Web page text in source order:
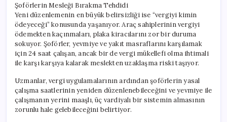
Şoförlerin Mesleği Bırakma Tehdidi
Yeni düzenlemenin en büyük belirsizliği ise “vergiyi kimin
ödeyeceği” konusunda yaşanıyor. Araç sahiplerinin vergiyi
ödemekten kaçınmaları, plaka kiracılarını zor bir duruma
sokuyor. Şoförler, yevmiye ve yakıt masraflarını karşılamak
için 24 saat çalışan, ancak bir de vergi mükellefi olma ihtimali
ile karşı karşıya kalarak meslekten uzaklaşma riski taşıyor.
Uzmanlar, vergi uygulamalarının ardından şoförlerin yasal
çalışma saatlerinin yeniden düzenlenebileceğini ve yevmiye ile
çalışmanın yerini maaşlı, üç vardiyalı bir sistemin almasının
zorunlu hale gelebileceğini belirtiyor.